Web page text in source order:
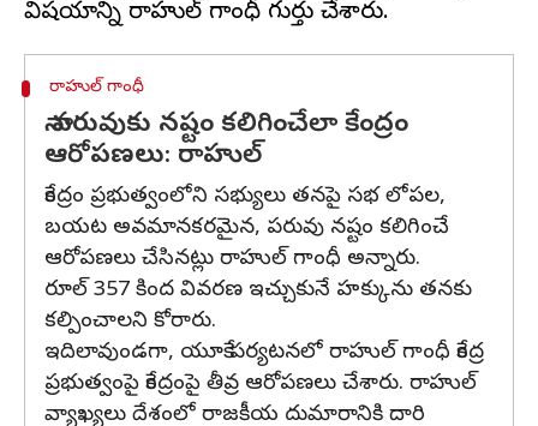
రాహుల్ గాంధీ
నా పరువుకు నష్టం కలిగించేలా కేంద్రం
ఆరోపణలు: రాహుల్
కేంద్రం ప్రభుత్వంలోని సభ్యులు తనపై సభ లోపల,
బయట అవమానకరమైన, పరువు నష్టం కలిగించే
ఆరోపణలు చేసినట్లు రాహుల్ గాంధీ అన్నారు.
రూల్ 357 కింద వివరణ ఇచ్చుకునే హక్కును తనకు
కల్పించాలని కోరారు.
ఇదిలావుండగా, యూకే పర్యటనలో రాహుల్ గాంధీ కేంద్ర
ప్రభుత్వంపై కేంద్రంపై తీవ్ర ఆరోపణలు చేశారు. రాహుల్
వ్యాఖ్యలు దేశంలో రాజకీయ దుమారానికి దారి